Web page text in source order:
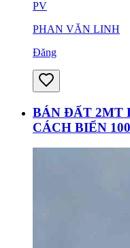
PV
PHAN VĂN LINH
Đăng
BÁN ĐẤT 2MT
CÁCH BIỂN